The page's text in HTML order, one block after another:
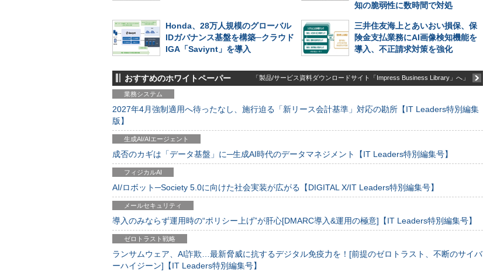
知の脆弱性に数時間で対処
Honda、28万人規模のグローバル
IDガバナンス基盤を構築─クラウド
IGA「Saviynt」を導入
三井住友海上とあいおい損保、保
険金支払業務にAI画像検知機能を
導入、不正請求対策を強化
おすすめのホワイトペーパー 「製品/サービス資料ダウンロードサイト「Impress Business Library」へ」
業務システム
2027年4月強制適用へ待ったなし、施行迫る「新リース会計基準」対応の勘所【IT Leaders特別編集
版】
生成AI/AIエージェント
成否のカギは「データ基盤」に─生成AI時代のデータマネジメント【IT Leaders特別編集号】
フィジカルAI
AI/ロボット─Society 5.0に向けた社会実装が広がる【DIGITAL X/IT Leaders特別編集号】
メールセキュリティ
導入のみならず運用時の“ポリシー上げ”が肝心[DMARC導入&運用の極意]【IT Leaders特別編集号】
ゼロトラスト戦略
ランサムウェア、AI詐欺…最新脅威に抗するデジタル免疫力を！[前提のゼロトラスト、不断のサイバ
ーハイジーン]【IT Leaders特別編集号】